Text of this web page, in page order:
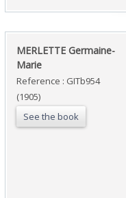
‎MERLETTE Germaine-
Marie‎
Reference : GITb954
(1905)
See the book